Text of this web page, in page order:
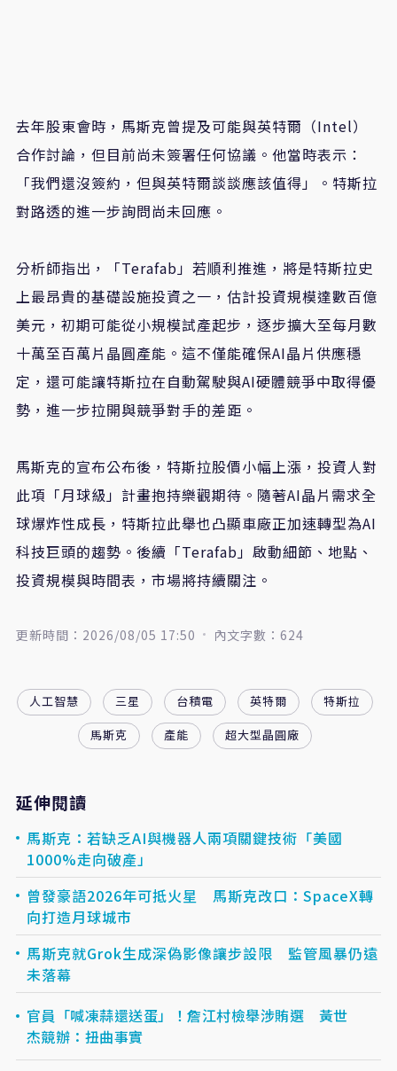
去年股東會時，馬斯克曾提及可能與英特爾（Intel）
合作討論，但目前尚未簽署任何協議。他當時表示：
「我們還沒簽約，但與英特爾談談應該值得」。特斯拉
對路透的進一步詢問尚未回應。
分析師指出，「Terafab」若順利推進，將是特斯拉史
上最昂貴的基礎設施投資之一，估計投資規模達數百億
美元，初期可能從小規模試產起步，逐步擴大至每月數
十萬至百萬片晶圓產能。這不僅能確保AI晶片供應穩
定，還可能讓特斯拉在自動駕駛與AI硬體競爭中取得優
勢，進一步拉開與競爭對手的差距。
馬斯克的宣布公布後，特斯拉股價小幅上漲，投資人對
此項「月球級」計畫抱持樂觀期待。隨著AI晶片需求全
球爆炸性成長，特斯拉此舉也凸顯車廠正加速轉型為AI
科技巨頭的趨勢。後續「Terafab」啟動細節、地點、
投資規模與時間表，市場將持續關注。
更新時間：2026/08/05 17:50 內文字數：624
人工智慧 三星 台積電 英特爾
特斯拉
馬斯克
產能 超大型晶圓廠
延伸閱讀
馬斯克：若缺乏AI與機器人兩項關鍵技術「美國
1000%走向破產」
曾發豪語2026年可抵火星 馬斯克改口：SpaceX轉
向打造月球城市
馬斯克就Grok生成深偽影像讓步設限 監管風暴仍遠
未落幕
官員「喊凍蒜還送蛋」！詹江村檢舉涉賄選 黃世
杰競辦：扭曲事實